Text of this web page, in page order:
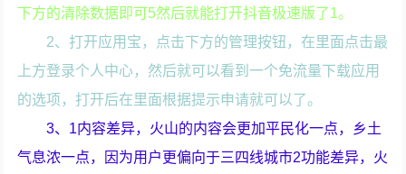
下方的清除数据即可5然后就能打开抖音极速版了1。
2、打开应用宝，点击下方的管理按钮，在里面点击最
上方登录个人中心，然后就可以看到一个免流量下载应用
的选项，打开后在里面根据提示申请就可以了。
3、1内容差异，火山的内容会更加平民化一点，乡土
气息浓一点，因为用户更偏向于三四线城市2功能差异，火